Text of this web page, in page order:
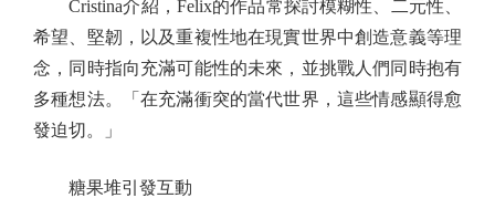
Cristina介紹，Felix的作品常探討模糊性、二元性、
希望、堅韌，以及重複性地在現實世界中創造意義等理
念，同時指向充滿可能性的未來，並挑戰人們同時抱有
多種想法。「在充滿衝突的當代世界，這些情感顯得愈
發迫切。」
糖果堆引發互動